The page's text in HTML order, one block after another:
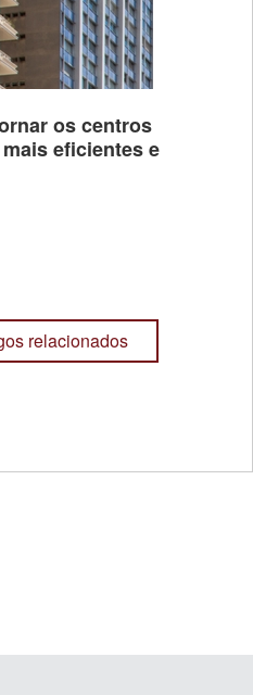
os centros
eficientes e
relacionados